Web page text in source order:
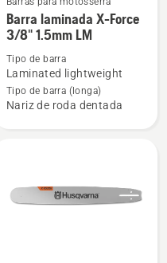
Ver
mais
detalhes
sobre
Barra
laminada
LM
Barra laminada X-Force
3/8" 1.5mm LM
Tipo de barra
Laminated lightweight
Tipo de barra (longa)
Nariz de roda dentada